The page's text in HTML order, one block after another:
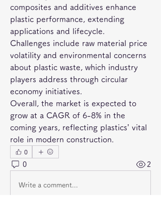
composites and additives enhance
plastic performance, extending
applications and lifecycle.
Challenges include raw material price
volatility and environmental concerns
about plastic waste, which industry
players address through circular
economy initiatives.
Overall, the market is expected to
grow at a CAGR of 6-8% in the
coming years, reflecting plastics’ vital
role in modern construction.
0
0 2
Write a comment...